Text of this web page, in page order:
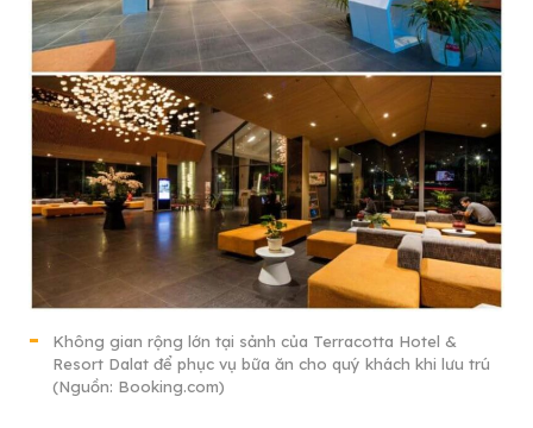
Không gian rộng lớn tại sảnh của Terracotta Hotel &
Resort Dalat để phục vụ bữa ăn cho quý khách khi lưu trú
(Nguồn: Booking.com)